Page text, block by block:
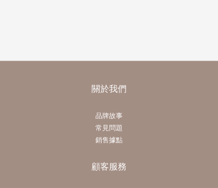
關於我們
品牌故事
常見問題
銷售據點
顧客服務